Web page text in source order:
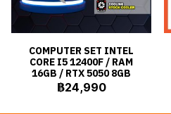
COMPUTER SET INTEL
CORE I5 12400F / RAM
16GB / RTX 5050 8GB
฿24,990